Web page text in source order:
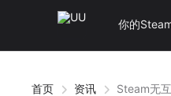
你的
首页 资讯 Steam无